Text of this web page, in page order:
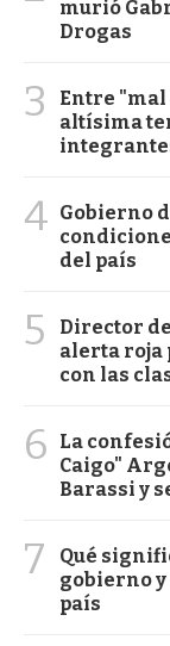
murió
Drogas
3
Entre
altísima
4 Gobierno
del país
5
Director
alerta roja
con las
6
La
Caigo"
Barassi y
7
Qué
gobierno y
país